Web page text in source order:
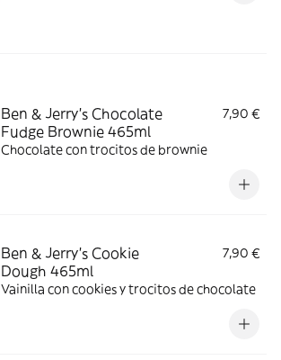
Ben & Jerry’s Chocolate
Fudge Brownie 465ml
7,90 €
Chocolate con trocitos de brownie
Ben & Jerry’s Cookie
Dough 465ml
7,90 €
Vainilla con cookies y trocitos de chocolate